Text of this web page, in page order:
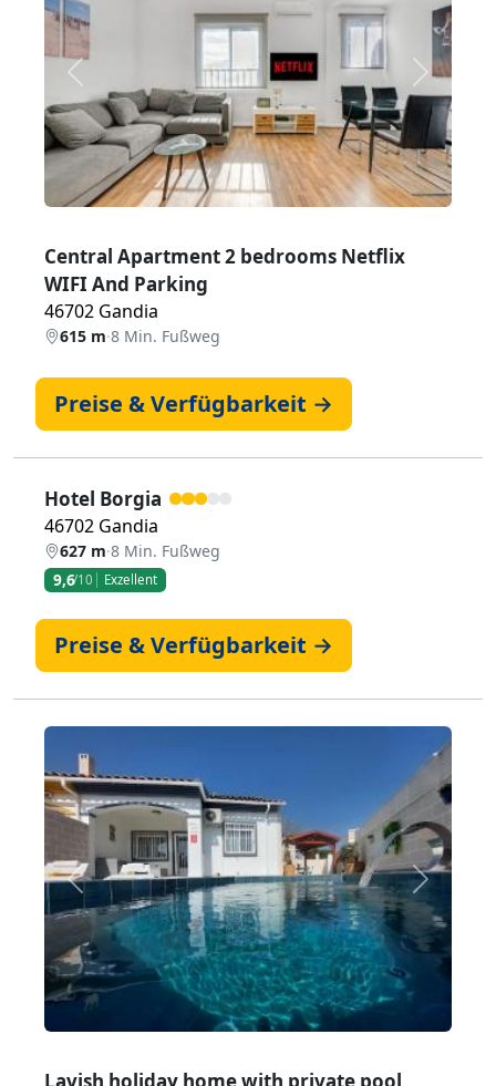
Zurück Weiter
Central Apartment 2 bedrooms Netflix
WIFI And Parking
46702 Gandia
615 m·8 Min. Fußweg
Preise & Verfügbarkeit →
Hotel Borgia
46702 Gandia
627 m·8 Min. Fußweg
9,6/10 Exzellent
Preise & Verfügbarkeit →
Zurück Weiter